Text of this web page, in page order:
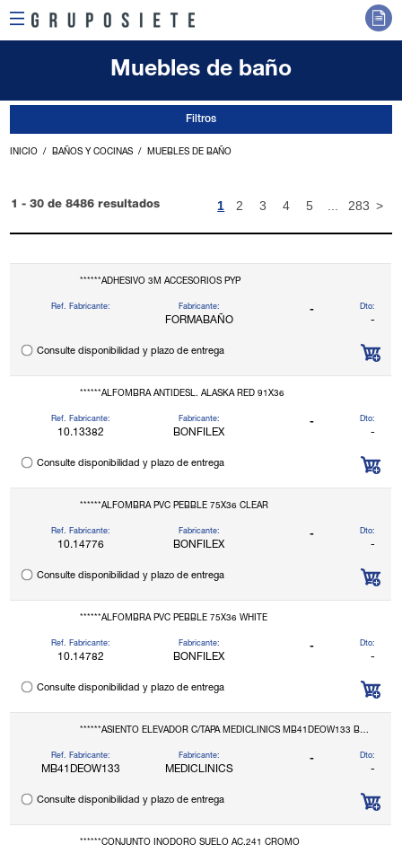
Muebles de baño
Filtros
INICIO BAÑOS Y COCINAS MUEBLES DE BAÑO
1 - 30 de 8486 resultados 1 2 3 4 5 283 >
******ADHESIVO 3M ACCESORIOS PYP
Ref. Fabricante: Fabricante:
FORMABAÑO
- Dto:
-
Consulte disponibilidad y plazo de entrega
******ALFOMBRA ANTIDESL. ALASKA RED 91X36
Ref. Fabricante:
10.13382
Fabricante:
BONFILEX
- Dto:
-
Consulte disponibilidad y plazo de entrega
******ALFOMBRA PVC PEBBLE 75X36 CLEAR
Ref. Fabricante:
10.14776
Fabricante:
BONFILEX
- Dto:
-
Consulte disponibilidad y plazo de entrega
******ALFOMBRA PVC PEBBLE 75X36 WHITE
Ref. Fabricante:
10.14782
Fabricante:
BONFILEX
- Dto:
-
Consulte disponibilidad y plazo de entrega
******ASIENTO ELEVADOR C/TAPA MEDICLINICS MB41DEOW133 BLANCO
Ref. Fabricante:
MB41DEOW133
Fabricante:
MEDICLINICS
- Dto:
-
Consulte disponibilidad y plazo de entrega
******CONJUNTO INODORO SUELO AC.241 CROMO